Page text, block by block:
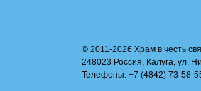
© 2011-2026 Храм в честь
248023 Россия, Калуга, ул.
Телефоны: +7 (4842) 73-58-